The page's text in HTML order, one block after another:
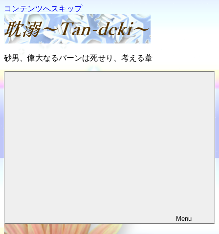
コンテンツへスキップ
耽
砂男、偉大なるパーンは死せり、考える葦
Menu